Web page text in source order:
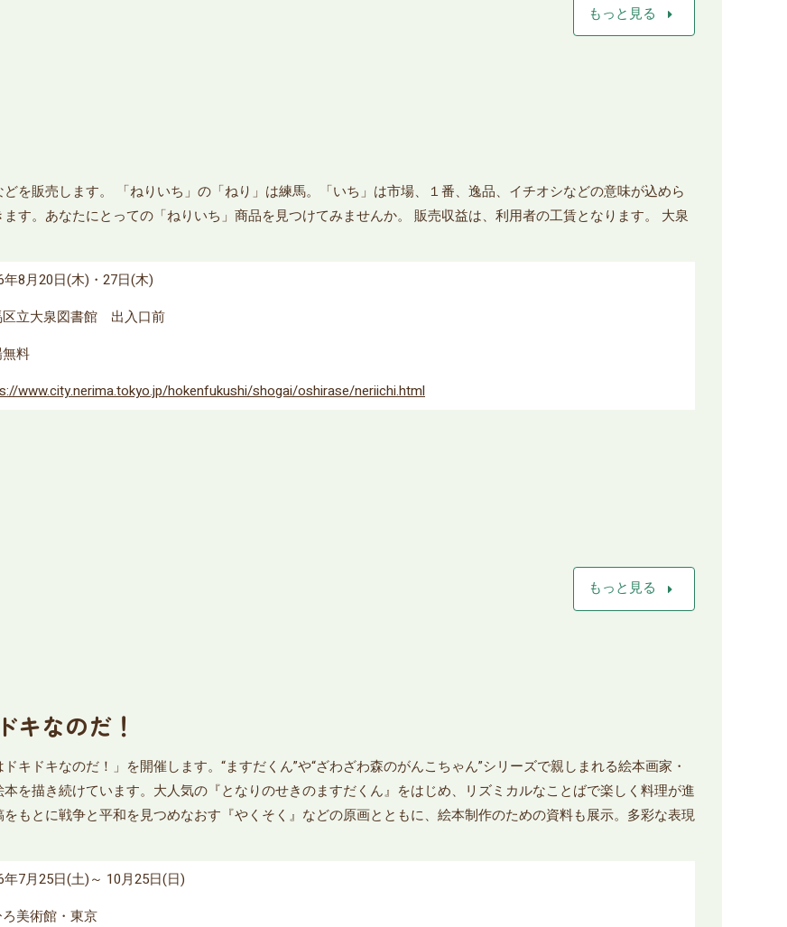
もっと見る arrow_right
を販売します。 「ねりいち」の「ねり」は練馬。「いち」は市場、１番、逸品、イチオシなどの意味が込めら
す。あなたにとっての「ねりいち」商品を見つけてみませんか。 販売収益は、利用者の工賃となります。 大泉
年8月20日(木)・27日(木)
区立大泉図書館 出入口前
料
www.city.nerima.tokyo.jp/hokenfukushi/shogai/oshirase/neriichi.html
もっと見る arrow_right
なのだ！
ドキなのだ！」を開催します。“ますだくん”や“ざわざわ森のがんこちゃん”シリーズで親しまれる絵本画家・
を描き続けています。大人気の『となりのせきのますだくん』をはじめ、リズミカルなことばで楽しく料理が進
もとに戦争と平和を見つめなおす『やくそく』などの原画とともに、絵本制作のための資料も展示。多彩な表現
年7月25日(土)～ 10月25日(日)
美術館・東京